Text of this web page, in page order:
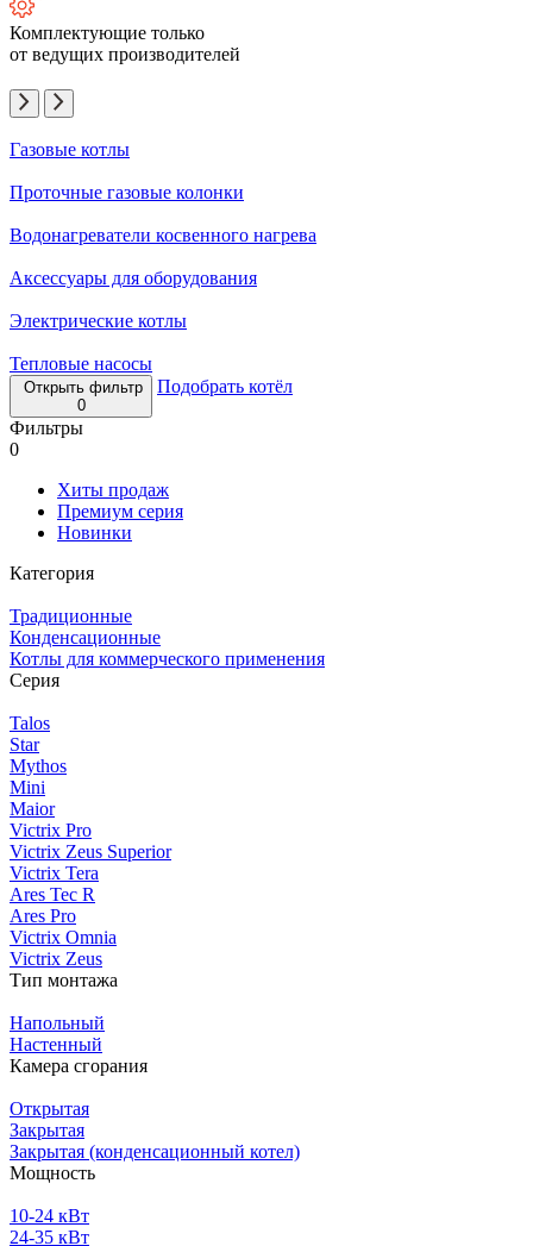
Комплектующие только
от ведущих производителей
Газовые котлы
Проточные газовые колонки
Водонагреватели косвенного нагрева
Аксессуары для оборудования
Электрические котлы
Тепловые насосы
Открыть фильтр
0
Подобрать котёл
Фильтры
0
Хиты продаж
Премиум серия
Новинки
Категория
Традиционные
Конденсационные
Котлы для коммерческого применения
Серия
Talos
Star
Mythos
Mini
Maior
Victrix Pro
Victrix Zeus Superior
Victrix Tera
Ares Tec R
Ares Pro
Victrix Omnia
Victrix Zeus
Тип монтажа
Напольный
Настенный
Камера сгорания
Открытая
Закрытая
Закрытая (конденсационный котел)
Мощность
10-24 кВт
24-35 кВт